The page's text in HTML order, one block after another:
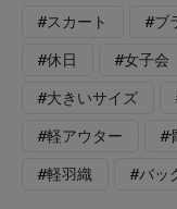
#スカート #ブ
#休日 #女子会
#大きいサイズ
#軽アウター #
#軽羽織 #バッ